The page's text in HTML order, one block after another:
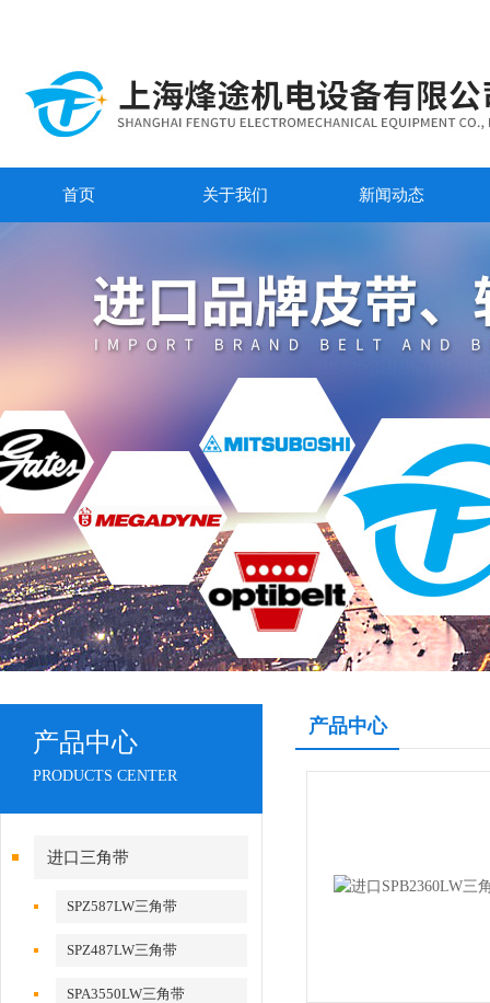
首页 关于我们 新闻动态
产品中心
PRODUCTS CENTER
进口三角带
SPZ587LW三角带
SPZ487LW三角带
SPA3550LW三角带
产品中心